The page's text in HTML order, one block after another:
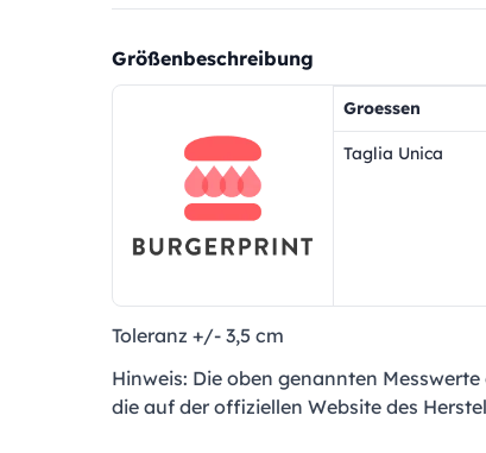
Größenbeschreibung
Groessen
Taglia Unica
Toleranz +/- 3,5 cm
Hinweis: Die oben genannten
die auf der offiziellen Website des